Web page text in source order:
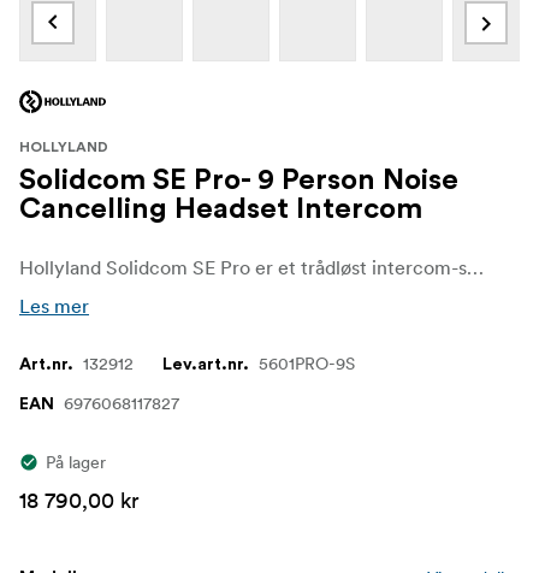
HOLLYLAND
Solidcom SE Pro- 9 Person Noise
Cancelling Headset Intercom
Hollyland Solidcom SE Pro er et trådløst intercom-system med full dupleks som ikke bare utvider rekkevidden, men også øker lydklarheten og maksimerer fleksibiliteten i bruk for filmteam og profesjonelle live-event.
Les mer
Art.nr. 132912 Lev.art.nr. 5601PRO-9S
EAN 6976068117827
På lager
18 790,00 kr